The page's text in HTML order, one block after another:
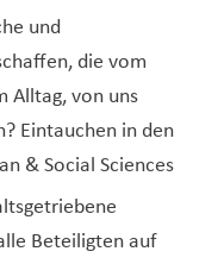
und
die vom
Alltag, von uns
Eintauchen in den
& Social Sciences
Beteiligten auf